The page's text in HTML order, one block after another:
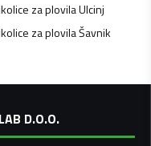
za plovilaUlcinj
za plovilaŠavnik
D.O.O.